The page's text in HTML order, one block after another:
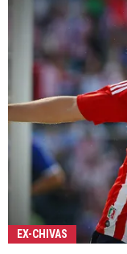
EX-CHIVAS